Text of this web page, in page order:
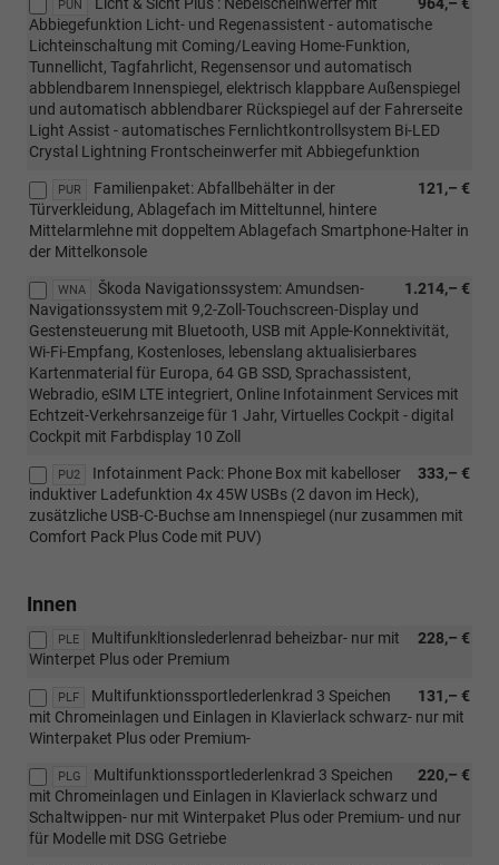
PUN 964,– €
Licht & Sicht Plus : Nebelscheinwerfer mit
Abbiegefunktion Licht- und Regenassistent - automatische
Lichteinschaltung mit Coming/Leaving Home-Funktion,
Tunnellicht, Tagfahrlicht, Regensensor und automatisch
abblendbarem Innenspiegel, elektrisch klappbare Außenspiegel
und automatisch abblendbarer Rückspiegel auf der Fahrerseite
Light Assist - automatisches Fernlichtkontrollsystem Bi-LED
Crystal Lightning Frontscheinwerfer mit Abbiegefunktion
PUR 121,– €
Familienpaket: Abfallbehälter in der
Türverkleidung, Ablagefach im Mitteltunnel, hintere
Mittelarmlehne mit doppeltem Ablagefach Smartphone-Halter in
der Mittelkonsole
WNA 1.214,– €
Škoda Navigationssystem: Amundsen-
Navigationssystem mit 9,2-Zoll-Touchscreen-Display und
Gestensteuerung mit Bluetooth, USB mit Apple-Konnektivität,
Wi-Fi-Empfang, Kostenloses, lebenslang aktualisierbares
Kartenmaterial für Europa, 64 GB SSD, Sprachassistent,
Webradio, eSIM LTE integriert, Online Infotainment Services mit
Echtzeit-Verkehrsanzeige für 1 Jahr, Virtuelles Cockpit - digital
Cockpit mit Farbdisplay 10 Zoll
PU2 333,– €
Infotainment Pack: Phone Box mit kabelloser
induktiver Ladefunktion 4x 45W USBs (2 davon im Heck),
zusätzliche USB-C-Buchse am Innenspiegel (nur zusammen mit
Comfort Pack Plus Code mit PUV)
Innen
PLE 228,– €
Multifunkltionslederlenrad beheizbar- nur mit
Winterpet Plus oder Premium
PLF 131,– €
Multifunktionssportlederlenkrad 3 Speichen
mit Chromeinlagen und Einlagen in Klavierlack schwarz- nur mit
Winterpaket Plus oder Premium-
PLG 220,– €
Multifunktionssportlederlenkrad 3 Speichen
mit Chromeinlagen und Einlagen in Klavierlack schwarz und
Schaltwippen- nur mit Winterpaket Plus oder Premium- und nur
für Modelle mit DSG Getriebe